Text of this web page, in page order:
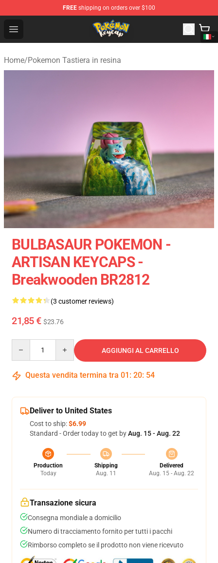
FREE shipping on orders over $100
Open menu
Pokemon Keycap Shop - The Best Store of Pokemon
Home/Pokemon Tastiera in resina
BULBASAUR POKEMON -
ARTISAN KEYCAPS -
Breakwooden BR2812
(3 customer reviews)
21,85 € $23.76
AGGIUNGI AL CARRELLO
Questa vendita termina tra 01 : 20: 54
Deliver to United States
Cost to ship:$6.99
Standard - Order today to get byAug. 15 - Aug. 22
Production
Today
Shipping
Aug. 11
Delivered
Aug. 15 - Aug. 22
Transazione sicura
Consegna mondiale a domicilio
Numero di tracciamento fornito per tutti i pacchi
Rimborso completo se il prodotto non viene ricevuto